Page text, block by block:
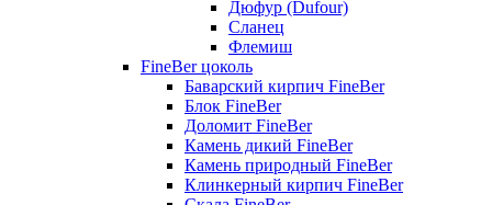
Дюфур (Dufour)
Сланец
Флемиш
FineBer цоколь
Баварский кирпич FineBer
Блок FineBer
Доломит FineBer
Камень дикий FineBer
Камень природный FineBer
Клинкерный кирпич FineBer